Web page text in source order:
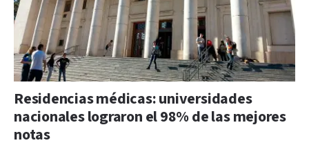
Residencias médicas: universidades
nacionales lograron el 98% de las mejores
notas